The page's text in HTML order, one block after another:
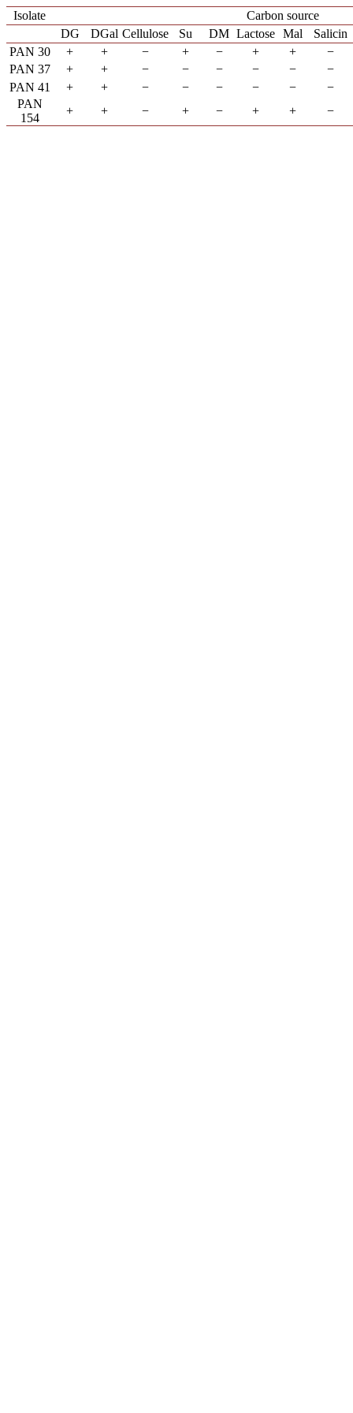
Isolate
Carbon source
DG
DGal Cellulose Su DM Lactose Mal
Salicin
PAN 30
+ + − + − + +
−
PAN 37
+ + − − − − −
−
PAN 41
+ + − − − − −
−
PAN
154
+ + − + − + + −